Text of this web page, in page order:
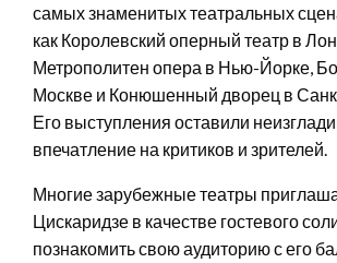
самых знаменитых театральных
как Королевский оперный театр в
Метрополитен опера в Нью-Йорке,
Москве и Конюшенный дворец в
Его выступления оставили
впечатление на критиков и зрителей.
Многие зарубежные театры
Цискаридзе в качестве гостевого
познакомить свою аудиторию с его